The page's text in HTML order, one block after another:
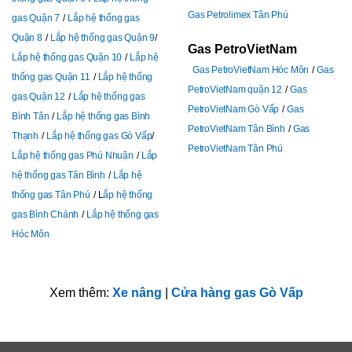
gas Quận 7
Lắp hệ thống gas
Quận 8
Lắp hệ thống gas Quận 9
Lắp hệ thống gas Quận 10
Lắp hệ
thống gas Quận 11
Lắp hệ thống
gas Quận 12
Lắp hệ thống gas
Bình Tân
Lắp hệ thống gas Bình
Thạnh
Lắp hệ thống gas Gò Vấp
Lắp hệ thống gas Phú Nhuận
Lắp
hệ thống gas Tân Bình
Lắp hệ
thống gas Tân Phú
Lắp hệ thống
gas Bình Chánh
Lắp hệ thống gas
Hóc Môn
Gas Petrolimex Tân Phú
Gas PetroVietNam
Gas PetroVietNam Hóc Môn
Gas
PetroVietNam quận 12
Gas
PetroVietNam Gò Vấp
Gas
PetroVietNam Tân Bình
Gas
PetroVietNam Tân Phú
Xem thêm: Xe nâng Cửa hàng gas Gò Vấp